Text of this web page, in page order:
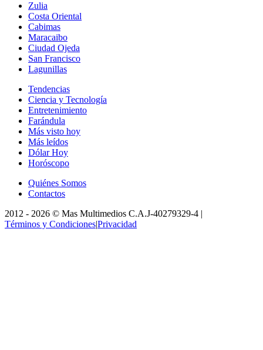
Zulia
Costa Oriental
Cabimas
Maracaibo
Ciudad Ojeda
San Francisco
Lagunillas
Tendencias
Ciencia y Tecnología
Entretenimiento
Farándula
Más visto hoy
Más leídos
Dólar Hoy
Horóscopo
Quiénes Somos
Contactos
2012 - 2026 © Mas Multimedios C.A.J-40279329-4 |
Términos y Condiciones|Privacidad